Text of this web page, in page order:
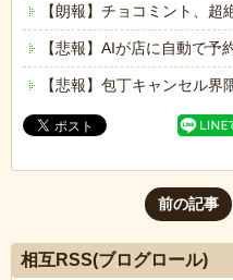
【朗報】チョコミント、超
【悲報】AIが店に自動で
【悲報】包丁キャンセル界
前の記事
相互RSS(ブログロール)